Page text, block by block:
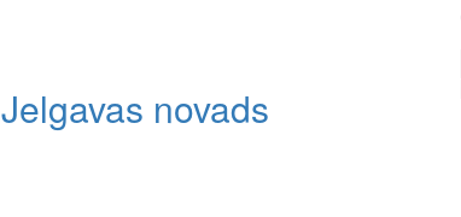
Jelgavas novads